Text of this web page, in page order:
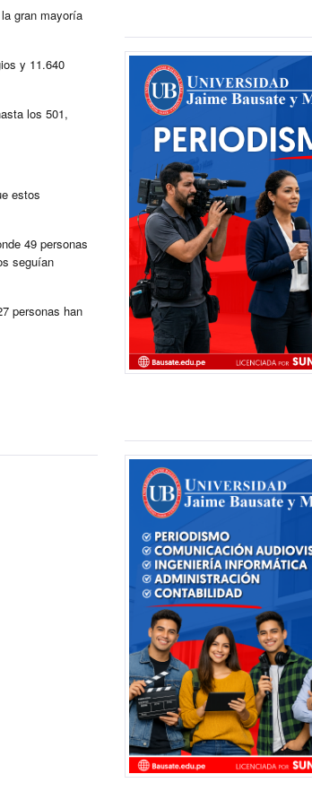
gran mayoría
y 11.640
los 501,
estos
49 personas
seguían
personas han